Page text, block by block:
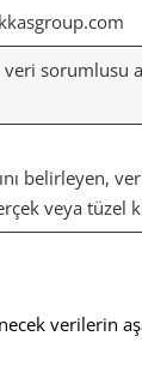
sorumlusu
belirleyen,
veya tüzel
verilerin